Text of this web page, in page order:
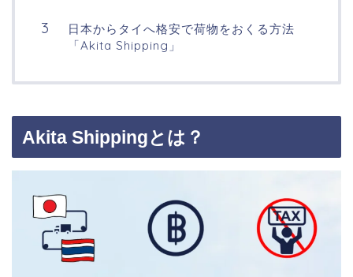
日本からタイへ格安で荷物をおくる方法
「Akita Shipping」
Akita Shippingとは？